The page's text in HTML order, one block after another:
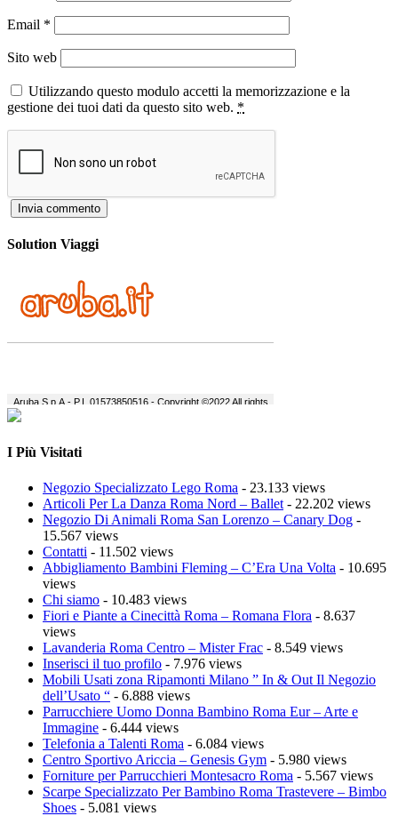
Email *
Sito web
Utilizzando questo modulo accetti la memorizzazione e la
gestione dei tuoi dati da questo sito web. *
Solution Viaggi
I Più Visitati
Negozio Specializzato Lego Roma - 23.133 views
Articoli Per La Danza Roma Nord – Ballet - 22.202 views
Negozio Di Animali Roma San Lorenzo – Canary Dog -
15.567 views
Contatti - 11.502 views
Abbigliamento Bambini Fleming – C’Era Una Volta - 10.695
views
Chi siamo - 10.483 views
Fiori e Piante a Cinecittà Roma – Romana Flora - 8.637
views
Lavanderia Roma Centro – Mister Frac - 8.549 views
Inserisci il tuo profilo - 7.976 views
Mobili Usati zona Ripamonti Milano ” In & Out Il Negozio
dell’Usato “ - 6.888 views
Parrucchiere Uomo Donna Bambino Roma Eur – Arte e
Immagine - 6.444 views
Telefonia a Talenti Roma - 6.084 views
Centro Sportivo Ariccia – Genesis Gym - 5.980 views
Forniture per Parrucchieri Montesacro Roma - 5.567 views
Scarpe Specializzato Per Bambino Roma Trastevere – Bimbo
Shoes - 5.081 views